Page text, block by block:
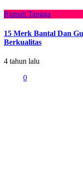
Rumah Tangga
15 Merk Bantal Dan
Berkualitas
4 tahun lalu
0